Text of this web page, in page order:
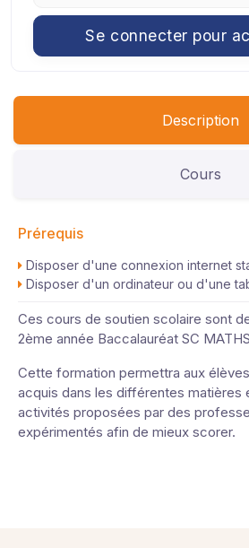
Se connecter pour
Description
Cours
Prérequis
Disposer d'une connexion internet
Disposer d'un ordinateur ou d'une
Ces cours de soutien scolaire sont
2ème année Baccalauréat SC
Cette formation permettra aux
acquis dans les différentes matières
activités proposées par des
expérimentés afin de mieux scorer.